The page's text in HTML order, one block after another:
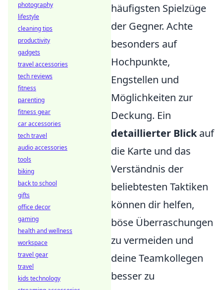
häufigsten Spielzüge
der Gegner. Achte
besonders auf
Hochpunkte,
Engstellen und
Möglichkeiten zur
Deckung. Ein
detaillierter Blickauf
die Karte und das
Verständnis der
beliebtesten Taktiken
können dir helfen,
böse Überraschungen
zu vermeiden und
deine Teamkollegen
besser zu
photography
lifestyle
cleaning tips
productivity
gadgets
travel accessories
tech reviews
fitness
parenting
fitness gear
car accessories
tech travel
audio accessories
tools
biking
back to school
gifts
office decor
gaming
health and wellness
workspace
travel gear
travel
kids technology